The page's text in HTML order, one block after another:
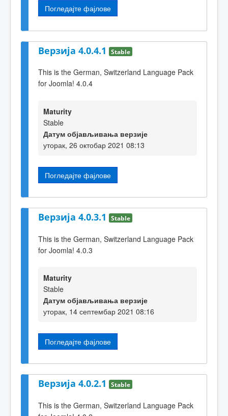
Погледајте фајлове
Верзија 4.0.4.1 Stable
This is the German, Switzerland Language Pack
for Joomla! 4.0.4
Maturity
Stable
Датум објављивања верзије
уторак, 26 октобар 2021 08:13
Погледајте фајлове
Верзија 4.0.3.1 Stable
This is the German, Switzerland Language Pack
for Joomla! 4.0.3
Maturity
Stable
Датум објављивања верзије
уторак, 14 септембар 2021 08:16
Погледајте фајлове
Верзија 4.0.2.1 Stable
This is the German, Switzerland Language Pack